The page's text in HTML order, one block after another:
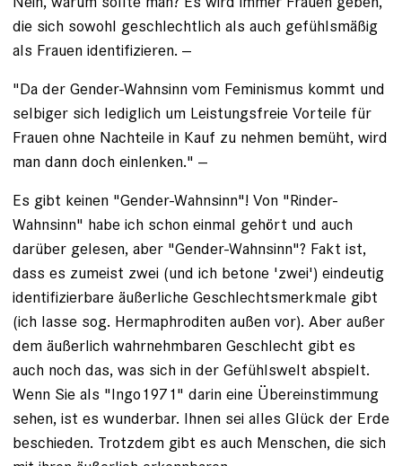
die sich sowohl geschlechtlich als auch gefühlsmäßig
als Frauen identifizieren. --
"Da der Gender-Wahnsinn vom Feminismus kommt und
selbiger sich lediglich um Leistungsfreie Vorteile für
Frauen ohne Nachteile in Kauf zu nehmen bemüht, wird
man dann doch einlenken." --
Es gibt keinen "Gender-Wahnsinn"! Von "Rinder-
Wahnsinn" habe ich schon einmal gehört und auch
darüber gelesen, aber "Gender-Wahnsinn"? Fakt ist,
dass es zumeist zwei (und ich betone 'zwei') eindeutig
identifizierbare äußerliche Geschlechtsmerkmale gibt
(ich lasse sog. Hermaphroditen außen vor). Aber außer
dem äußerlich wahrnehmbaren Geschlecht gibt es
auch noch das, was sich in der Gefühlswelt abspielt.
Wenn Sie als "Ingo1971" darin eine Übereinstimmung
sehen, ist es wunderbar. Ihnen sei alles Glück der Erde
beschieden. Trotzdem gibt es auch Menschen, die sich